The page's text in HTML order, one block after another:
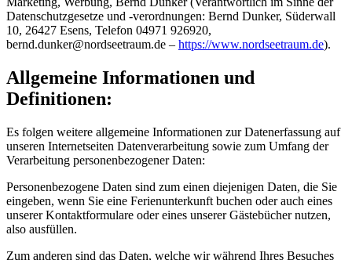
Datenschutzgesetze und -verordnungen: Bernd Dunker, Süderwall
10, 26427 Esens, Telefon 04971 926920,
bernd.dunker@nordseetraum.de – https://www.nordseetraum.de).
Allgemeine Informationen und
Definitionen:
Es folgen weitere allgemeine Informationen zur Datenerfassung auf
unseren Internetseiten Datenverarbeitung sowie zum Umfang der
Verarbeitung personenbezogener Daten:
Personenbezogene Daten sind zum einen diejenigen Daten, die Sie
eingeben, wenn Sie eine Ferienunterkunft buchen oder auch eines
unserer Kontaktformulare oder eines unserer Gästebücher nutzen,
also ausfüllen.
Zum anderen sind das Daten, welche wir während Ihres Besuches